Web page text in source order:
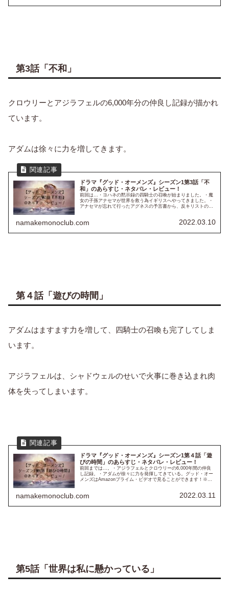
第3話「不和」
クロウリーとアジラフェルの6,000年分の仲良し記録が描かれ
ています。
アダムは徐々に力を増してきます。
ドラマ『グッド・オーメンズ』シーズン1第3話「不
和」のあらすじ・ネタバレ・レビュー！
前回は…・ヨハネの黙示録の四騎士の召喚が始まりました。・魔
女の子孫アナセマが世界を救う為イギリスへやってきました。・
アナセマが忘れて行ったアグネスの予言書から、反キリストの居
namakemonoclub.com 2022.03.10
第４話「遊びの時間」
アダムはますます力を増して、四騎士の召喚も完了してしま
います。
アジラフェルは、シャドウェルのせいで火事に巻き込まれ肉
体を失ってしまいます。
ドラマ『グッド・オーメンズ』シーズン1第４話「遊
びの時間」のあらすじ・ネタバレ・レビュー！
前回までは…。・アジラフェルとクロウリーの6,000年間の仲良
し記録。・アダムが徐々に力を発揮してきている。グッド・オー
メンズはAmazonプライム・ビデオで見ることができます！※以
namakemonoclub.com 2022.03.11
第5話「世界は私に懸かっている」